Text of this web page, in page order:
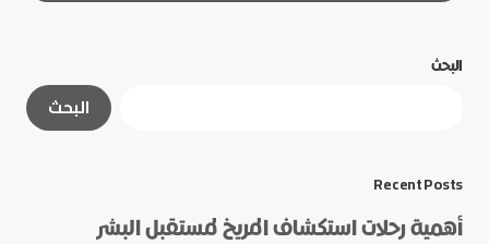
الحقول الإلزامية
البحث
البحث
Recent Posts
أهمية رحلات استكشاف المريخ لمستقبل البشر